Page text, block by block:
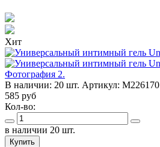
Хит
В наличии: 20 шт. Артикул: M226170
585 руб
Кол-во:
в наличии 20 шт.
Купить